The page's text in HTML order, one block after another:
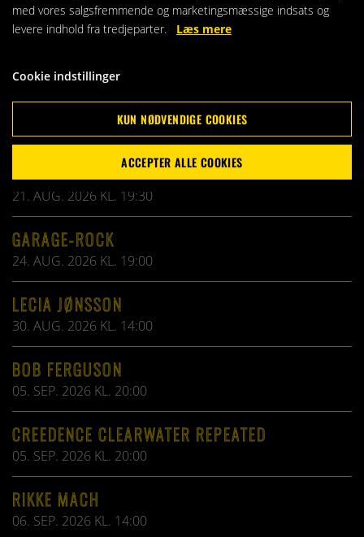
hjem – til Vestjylland og til naturen. PR tekst
TINA WIBERG & BAND
18. AUG. 2026 KL. 19:30
GHOST COAST CHOIR
21. AUG. 2026 KL. 19:30
GARAGE-ROCK
24. AUG. 2026 KL. 19:00
LECIA JØNSSON
30. AUG. 2026 KL. 14:00
BOB FERGUSON
05. SEP. 2026 KL. 20:00
CREEDENCE CLEARWATER REPEATED
05. SEP. 2026 KL. 20:00
RIKKE MACH
06. SEP. 2026 KL. 14:00
med vores salgsfremmende og marketingsmæssige indsats og
levere indhold fra tredjeparter. Læs mere
Cookie indstillinger
KUN NØDVENDIGE COOKIES
ACCEPTER ALLE COOKIES